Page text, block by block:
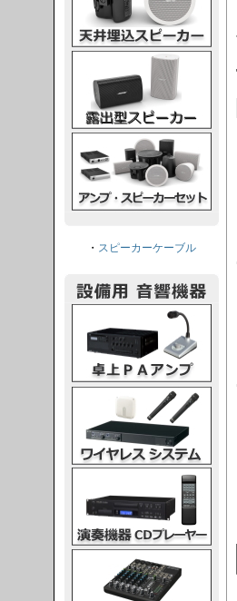
・ スピーカーケーブル